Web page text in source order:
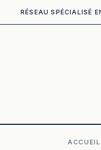
RÉSEAU SPÉCIALISÉ
ACCUEIL